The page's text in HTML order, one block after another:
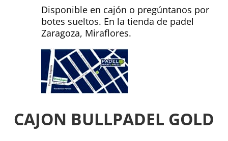
Disponible en cajón o pregúntanos por
botes sueltos. En la tienda de padel
Zaragoza, Miraflores.
CAJON BULLPADEL GOLD